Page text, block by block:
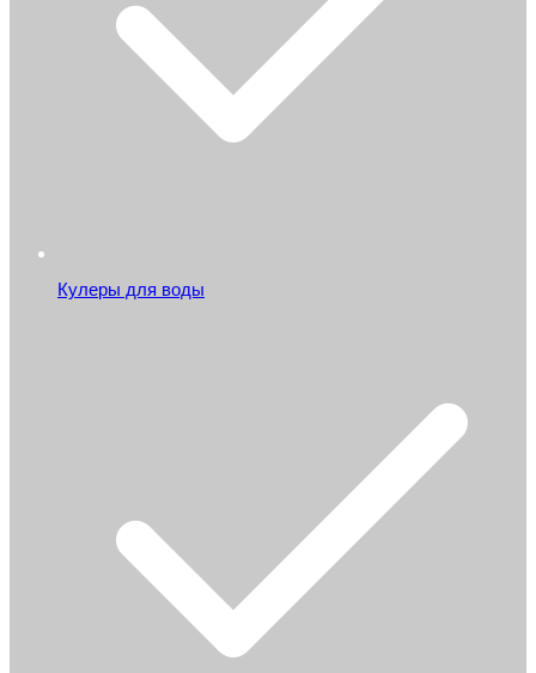
Кулеры для воды